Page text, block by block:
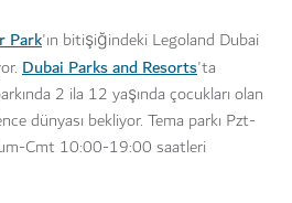
Park'ın bitişiğindeki Legoland Dubai
Dubai Parks and Resorts'ta
2 ila 12 yaşında çocukları olan
dünyası bekliyor. Tema parkı Pzt-
Cmt 10:00-19:00 saatleri